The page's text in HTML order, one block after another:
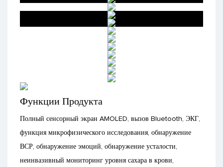
Функции Продукта
Полный сенсорный экран AMOLED, вызов Bluetooth, ЭКГ,
функция микрофизического исследования, обнаружение
ВСР, обнаружение эмоций, обнаружение усталости,
неинвазивный мониторинг уровня сахара в крови,